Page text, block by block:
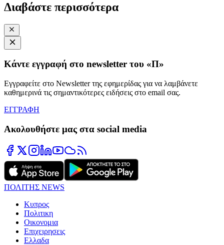
Διαβάστε περισσότερα
Κάντε εγγραφή στο newsletter του «Π»
Εγγραφείτε στο Newsletter της εφημερίδας για να λαμβάνετε
καθημερινά τις σημαντικότερες ειδήσεις στο email σας.
ΕΓΓΡΑΦΗ
Ακολουθήστε μας στα social media
ΠΟΛΙΤΗΣ NEWS
Κυπρος
Πολιτικη
Οικονομια
Επιχειρησεις
Ελλαδα